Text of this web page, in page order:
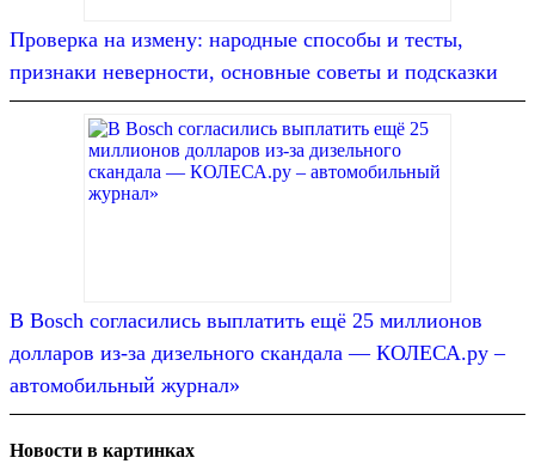
Проверка на измену: народные способы и тесты,
признаки неверности, основные советы и подсказки
В Bosch согласились выплатить ещё 25 миллионов
долларов из-за дизельного скандала — КОЛЕСА.ру –
автомобильный журнал»
Новости в картинках